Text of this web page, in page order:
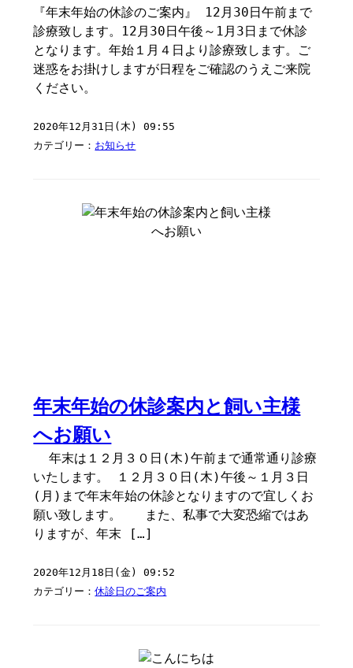
『年末年始の休診のご案内』 12月30日午前まで
診療致します。12月30日午後～1月3日まで休診
となります。年始１月４日より診療致します。ご
迷惑をお掛けしますが日程をご確認のうえご来院
ください。
2020年12月31日(木) 09:55
カテゴリー： お知らせ
年末年始の休診案内と飼い主様
へお願い
年末は１２月３０日(木)午前まで通常通り診療
いたします。 １２月３０日(木)午後～１月３日
(月)まで年末年始の休診となりますので宜しくお
願い致します。 また、私事で大変恐縮ではあ
りますが、年末 […]
2020年12月18日(金) 09:52
カテゴリー：休診日のご案内